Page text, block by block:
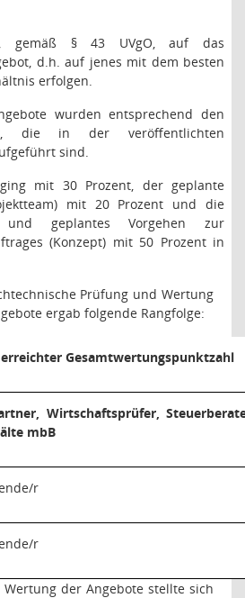
gemäß § 43 UVgO, auf das
d.h. auf jenes mit dem besten
erfolgen.
wurden entsprechend den
die in der veröffentlichten
sind.
mit 30 Prozent, der geplante
mit 20 Prozent und die
und geplantes Vorgehen zur
(Konzept) mit 50 Prozent in
Prüfung und Wertung
ergab folgende Rangfolge:
Gesamtwertungspunktzahl
Wirtschaftsprüfer,
mbB
r
r
der Angebote stellte sich